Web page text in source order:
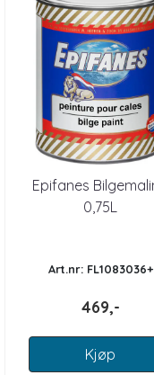
Epifanes
0,75L
Art.nr: FL1083036+
469,-
Kjøp